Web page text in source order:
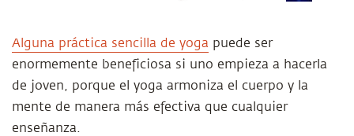
Alguna práctica sencilla de yoga puede ser
enormemente beneficiosa si uno empieza a hacerla
de joven, porque el yoga armoniza el cuerpo y la
mente de manera más efectiva que cualquier
enseñanza.